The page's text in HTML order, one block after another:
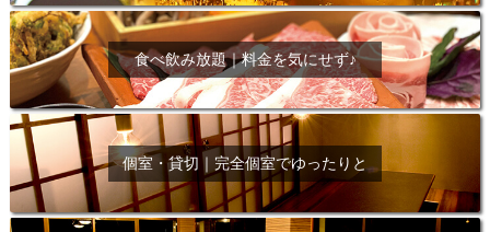
食べ飲み放題｜料金を気にせず♪
個室・貸切｜完全個室でゆったりと